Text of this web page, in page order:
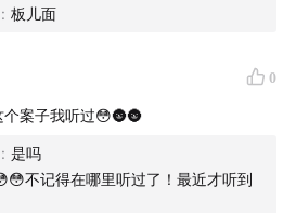
: 板儿面
0
案子我听过😳🌚🌚
: 是吗
不记得在哪里听过了！最近才听到